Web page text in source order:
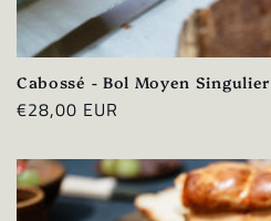
Cabossé - Bol Moyen Singulier
Prix
€28,00 EUR